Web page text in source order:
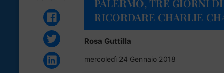
PALERMO, TRE GIORNI
RICORDARE CHARLIE
Rosa Guttilla
mercoledì 24 Gennaio 2018